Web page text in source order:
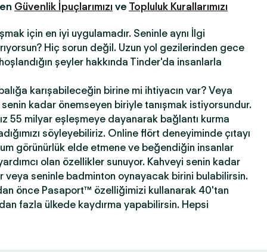
Güvenlik İpuçlarımızı ve Topluluk Kurallarımızı
için en iyi uygulamadır. Seninle aynı İlgi
Hiç sorun değil. Uzun yol gezilerinden gece
şeyler hakkında Tinder'da insanlarla
karışabileceğin birine mi ihtiyacın var? Veya
kadar önemseyen biriyle tanışmak istiyorsundur.
55 milyar eşleşmeye dayanarak bağlantı kurma
söyleyebiliriz. Online flört deneyiminde çıtayı
görünürlük elde etmene ve beğendiğin insanlar
olan özellikler sunuyor. Kahveyi senin kadar
veya seninle badminton oynayacak birini bulabilirsin.
önce Pasaport™ özelliğimizi kullanarak 40'tan
fazla ülkede kaydırma yapabilirsin. Hepsi